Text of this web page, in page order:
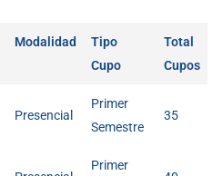
Modalidad
Tipo
Cupo
Total
Cupos
Presencial
Primer
Semestre
35
Primer